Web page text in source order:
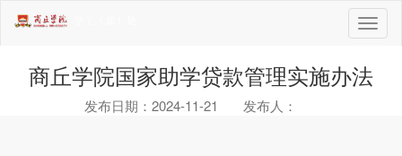
商丘学院国家助学贷款管理实施办法
发布日期：2024-11-21 发布人：